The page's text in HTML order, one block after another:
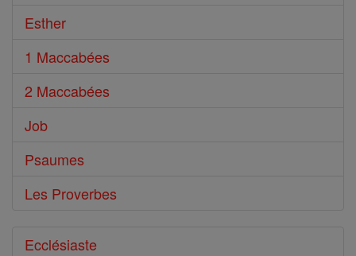
Esther
1 Maccabées
2 Maccabées
Job
Psaumes
Les Proverbes
Ecclésiaste